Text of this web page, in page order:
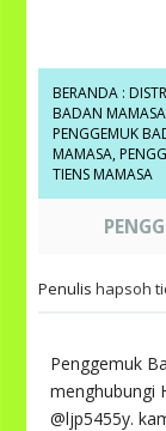
BERANDA :
BADAN MAMASA
PENGGEMUK
MAMASA,
TIENS MAMASA
Penulishapsoh
Penggemuk
menghubungi
@ljp5455y.